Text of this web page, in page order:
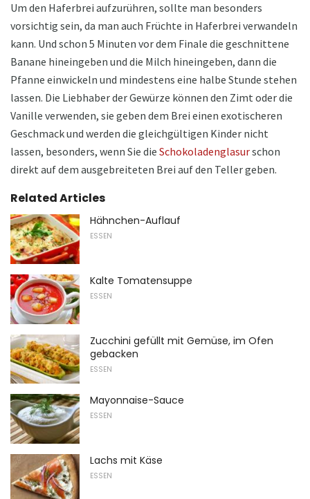
Um den Haferbrei aufzurühren, sollte man besonders
vorsichtig sein, da man auch Früchte in Haferbrei verwandeln
kann. Und schon 5 Minuten vor dem Finale die geschnittene
Banane hineingeben und die Milch hineingeben, dann die
Pfanne einwickeln und mindestens eine halbe Stunde stehen
lassen. Die Liebhaber der Gewürze können den Zimt oder die
Vanille verwenden, sie geben dem Brei einen exotischeren
Geschmack und werden die gleichgültigen Kinder nicht
lassen, besonders, wenn Sie die Schokoladenglasurschon
direkt auf dem ausgebreiteten Brei auf den Teller geben.
Related Articles
Hähnchen-Auflauf
ESSEN
Kalte Tomatensuppe
ESSEN
Zucchini gefüllt mit Gemüse, im Ofen
gebacken
ESSEN
Mayonnaise-Sauce
ESSEN
Lachs mit Käse
ESSEN